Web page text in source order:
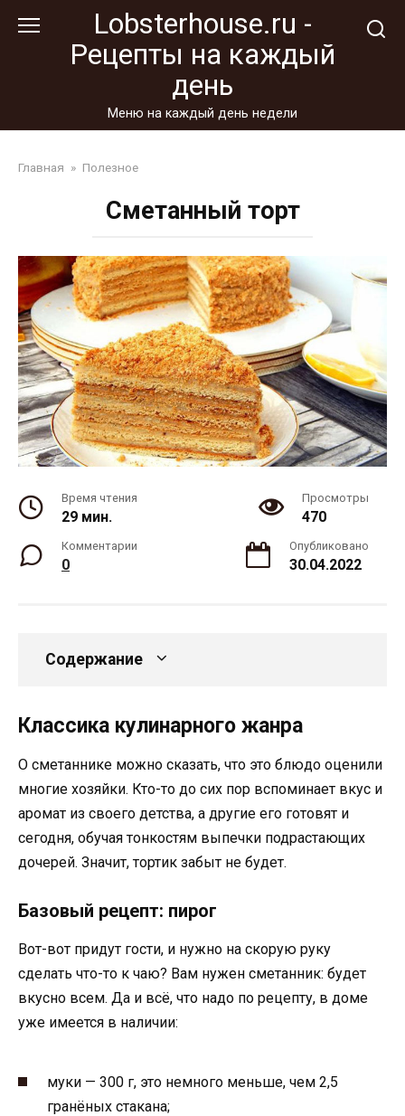
Lobsterhouse.ru -
Рецепты на каждый
день
Меню на каждый день недели
Главная » Полезное
Сметанный торт
Время чтения
29 мин.
Просмотры
470
Комментарии
0
Опубликовано
30.04.2022
Содержание
Классика кулинарного жанра
О сметаннике можно сказать, что это блюдо оценили
многие хозяйки. Кто-то до сих пор вспоминает вкус и
аромат из своего детства, а другие его готовят и
сегодня, обучая тонкостям выпечки подрастающих
дочерей. Значит, тортик забыт не будет.
Базовый рецепт: пирог
Вот-вот придут гости, и нужно на скорую руку
сделать что-то к чаю? Вам нужен сметанник: будет
вкусно всем. Да и всё, что надо по рецепту, в доме
уже имеется в наличии:
муки — 300 г, это немного меньше, чем 2,5
гранёных стакана;